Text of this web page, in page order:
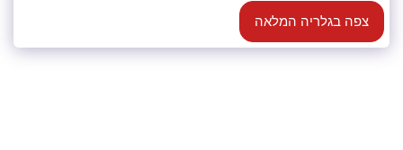
צפה בגלריה המלאה